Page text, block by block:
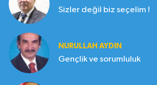
Sizler değil biz seçelim !
NURULLAH AYDIN
Gençlik ve sorumluluk